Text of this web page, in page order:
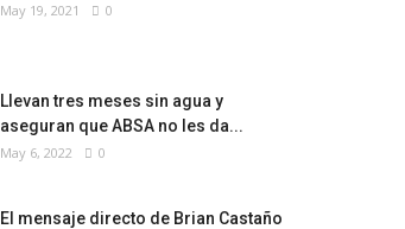
May 19, 2021 0
Llevan tres meses sin agua y
aseguran que ABSA no les da...
May 6, 2022 0
El mensaje directo de Brian Castaño